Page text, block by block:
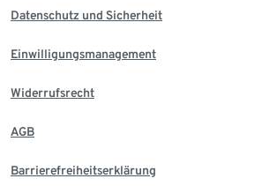
Datenschutz und Sicherheit
Einwilligungsmanagement
Widerrufsrecht
AGB
Barrierefreiheitserklärung